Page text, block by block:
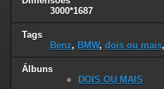
3000*1687
Tags
Benz, BMW, dois ou mais,
Álbuns
DOIS OU MAIS